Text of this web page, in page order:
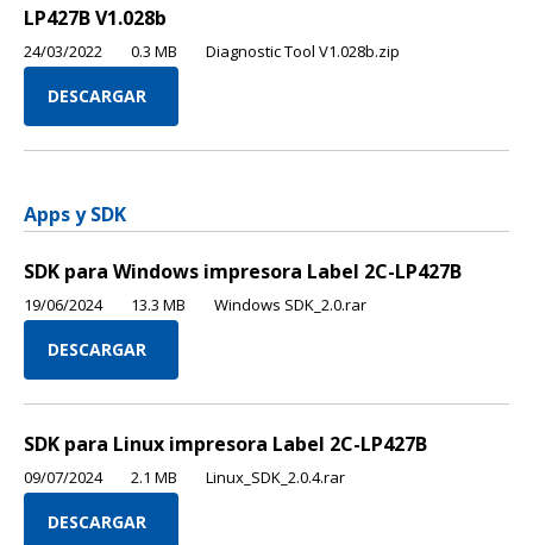
LP427B V1.028b
24/03/2022 0.3 MB Diagnostic Tool V1.028b.zip
DESCARGAR
Apps y SDK
SDK para Windows impresora Label 2C-LP427B
19/06/2024 13.3 MB Windows SDK_2.0.rar
DESCARGAR
SDK para Linux impresora Label 2C-LP427B
09/07/2024 2.1 MB Linux_SDK_2.0.4.rar
DESCARGAR